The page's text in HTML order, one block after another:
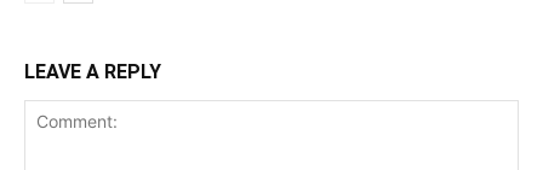
LEAVE A REPLY